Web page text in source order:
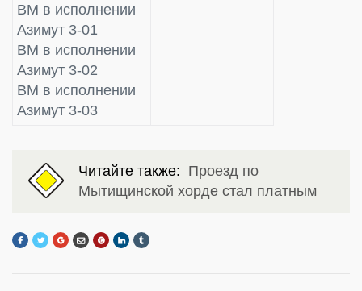
ВМ в исполнении
Азимут 3-01
ВМ в исполнении
Азимут 3-02
ВМ в исполнении
Азимут 3-03
Читайте также: Проезд по
Мытищинской хорде стал платным